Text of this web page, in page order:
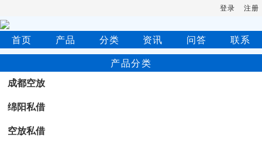
登录 注册
首页 产品 分类 资讯 问答
联系
产品分类
成都空放
绵阳私借
空放私借